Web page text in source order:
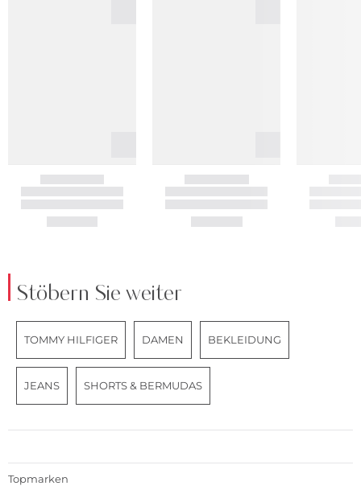
Stöbern Sie weiter
TOMMY HILFIGER DAMEN BEKLEIDUNG
JEANS SHORTS & BERMUDAS
Topmarken